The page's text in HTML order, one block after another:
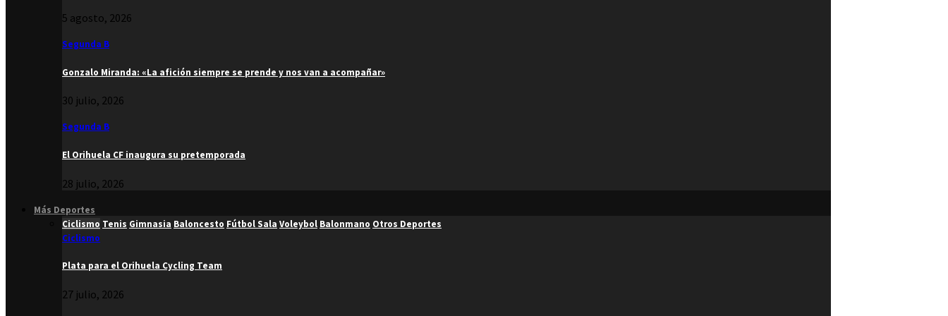
5 agosto, 2026
Segunda B
Gonzalo Miranda: «La afición siempre se prende y nos van a acompañar»
30 julio, 2026
Segunda B
El Orihuela CF inaugura su pretemporada
28 julio, 2026
Más Deportes
Ciclismo Tenis Gimnasia Baloncesto Fútbol Sala Voleybol Balonmano Otros Deportes
Ciclismo
Plata para el Orihuela Cycling Team
27 julio, 2026